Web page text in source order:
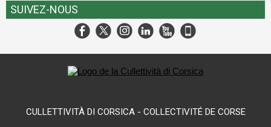
SUIVEZ-NOUS
CULLETTIVITÀ DI CORSICA - COLLECTIVITÉ DE CORSE